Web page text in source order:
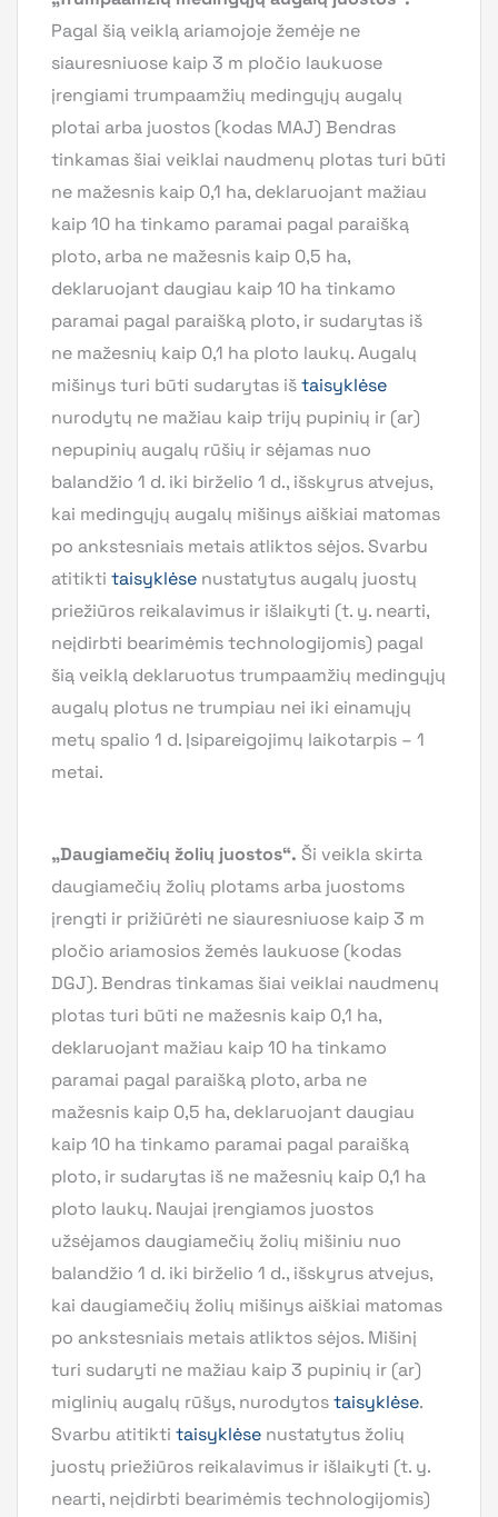
Pagal šią veiklą ariamojoje žemėje ne
siauresniuose kaip 3 m pločio laukuose
įrengiami trumpaamžių medingųjų augalų
plotai arba juostos (kodas MAJ) Bendras
tinkamas šiai veiklai naudmenų plotas turi būti
ne mažesnis kaip 0,1 ha, deklaruojant mažiau
kaip 10 ha tinkamo paramai pagal paraišką
ploto, arba ne mažesnis kaip 0,5 ha,
deklaruojant daugiau kaip 10 ha tinkamo
paramai pagal paraišką ploto, ir sudarytas iš
ne mažesnių kaip 0,1 ha ploto laukų. Augalų
mišinys turi būti sudarytas ištaisyklėse
nurodytų ne mažiau kaip trijų pupinių ir (ar)
nepupinių augalų rūšių ir sėjamas nuo
balandžio 1 d. iki birželio 1 d., išskyrus atvejus,
kai medingųjų augalų mišinys aiškiai matomas
po ankstesniais metais atliktos sėjos. Svarbu
atitikti taisyklėse nustatytus augalų juostų
priežiūros reikalavimus ir išlaikyti (t. y. nearti,
neįdirbti bearimėmis technologijomis) pagal
šią veiklą deklaruotus trumpaamžių medingųjų
augalų plotus ne trumpiau nei iki einamųjų
metų spalio 1 d. Įsipareigojimų laikotarpis – 1
metai.
„Daugiamečių žolių juostos“. Ši veikla skirta
daugiamečių žolių plotams arba juostoms
įrengti ir prižiūrėti ne siauresniuose kaip 3 m
pločio ariamosios žemės laukuose (kodas
DGJ). Bendras tinkamas šiai veiklai naudmenų
plotas turi būti ne mažesnis kaip 0,1 ha,
deklaruojant mažiau kaip 10 ha tinkamo
paramai pagal paraišką ploto, arba ne
mažesnis kaip 0,5 ha, deklaruojant daugiau
kaip 10 ha tinkamo paramai pagal paraišką
ploto, ir sudarytas iš ne mažesnių kaip 0,1 ha
ploto laukų. Naujai įrengiamos juostos
užsėjamos daugiamečių žolių mišiniu nuo
balandžio 1 d. iki birželio 1 d., išskyrus atvejus,
kai daugiamečių žolių mišinys aiškiai matomas
po ankstesniais metais atliktos sėjos. Mišinį
turi sudaryti ne mažiau kaip 3 pupinių ir (ar)
miglinių augalų rūšys, nurodytostaisyklėse.
Svarbu atitikti taisyklėse nustatytus žolių
juostų priežiūros reikalavimus ir išlaikyti (t. y.
nearti, neįdirbti bearimėmis technologijomis)